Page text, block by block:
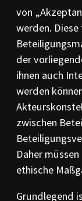
von
werden.
der
ihnen auch
werden
zwischen
Daher
ethische
Grundlegend